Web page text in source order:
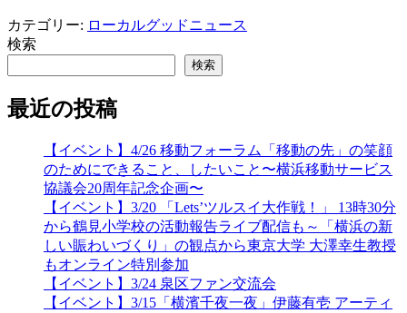
カテゴリー: ローカルグッドニュース
検索
検索
最近の投稿
【イベント】4/26 移動フォーラム「移動の先」の笑顔
のためにできること、したいこと〜横浜移動サービス
協議会20周年記念企画〜
【イベント】3/20 「Lets’ツルスイ大作戦！」 13時30分
から鶴見小学校の活動報告ライブ配信も～「横浜の新
しい賑わいづくり」の観点から東京大学 大澤幸生教授
もオンライン特別参加
【イベント】3/24 泉区ファン交流会
【イベント】3/15「横濱千夜一夜」伊藤有壱 アーティ